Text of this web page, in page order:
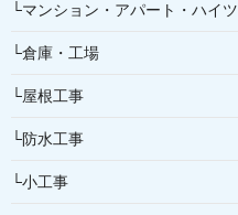
└マンション・アパート・ハイツ
└倉庫・工場
└屋根工事
└防水工事
└小工事